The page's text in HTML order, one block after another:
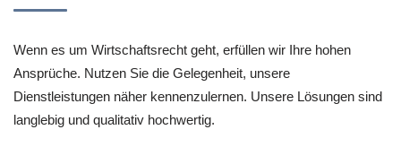
Wenn es um Wirtschaftsrecht geht, erfüllen wir Ihre hohen
Ansprüche. Nutzen Sie die Gelegenheit, unsere
Dienstleistungen näher kennenzulernen. Unsere Lösungen sind
langlebig und qualitativ hochwertig.